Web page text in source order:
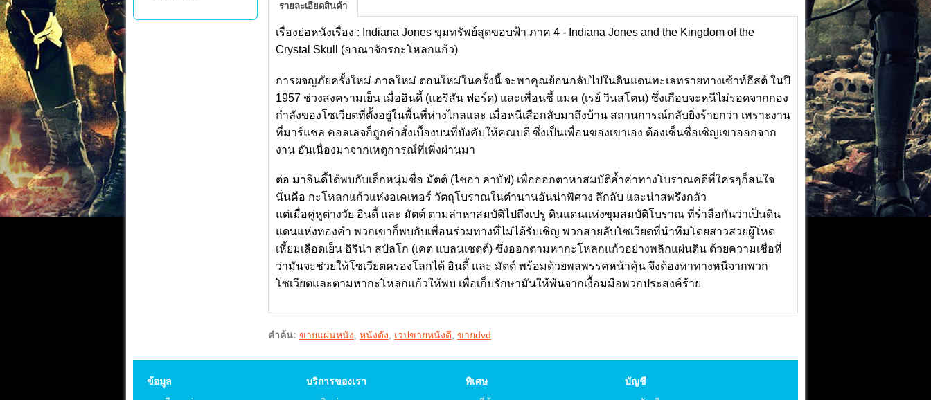
รายละเอียดสินค้า
เรื่องย่อหนังเรื่อง : Indiana Jones ขุมทรัพย์สุดขอบฟ้า ภาค 4 - Indiana Jones and the Kingdom of the
Crystal Skull (อาณาจักรกะโหลกแก้ว)
การผจญภัยครั้งใหม่ ภาคใหม่ ตอนใหม่ในครั้งนี้ จะพาคุณย้อนกลับไปในดินแดนทะเลทรายทางเซ้าท์อีสต์ ในปี
1957 ช่วงสงครามเย็น เมื่ออินดี้ (แฮริสัน ฟอร์ด) และเพื่อนซี้ แมค (เรย์ วินสโตน) ซึ่งเกือบจะหนีไม่รอดจากกอง
กำลังของโซเวียตที่ตั้งอยู่ในพื้นที่ห่างไกลและ เมื่อหนีเสือกลับมาถึงบ้าน สถานการณ์กลับยิ่งร้ายกว่า เพราะงาน
ที่มาร์แชล คอลเลจก็ถูกคำสั่งเบื้องบนที่บังคับให้คณบดี ซึ่งเป็นเพื่อนของเขาเอง ต้องเซ็นชื่อเชิญเขาออกจาก
งาน อันเนื่องมาจากเหตุการณ์ที่เพิ่งผ่านมา
ต่อ มาอินดี้ได้พบกับเด็กหนุ่มชื่อ มัตต์ (ไชอา ลาบัฟ) เพื่อออกตาหาสมบัติล้ำค่าทางโบราณคดีที่ใครๆก็สนใจ
นั่นคือ กะโหลกแก้วแห่งอเคเทอร์ วัตถุโบราณในตำนานอันน่าพิศวง ลึกลับ และน่าสพรึงกลัว
แต่เมื่อคู่หูต่างวัย อินดี้ และ มัตต์ ตามล่าหาสมบัติไปถึงเปรู ดินแดนแห่งขุมสมบัติโบราณ ที่ร่ำลือกันว่าเป็นดิน
แดนแห่งทองคำ พวกเขาก็พบกับเพื่อนร่วมทางที่ไม่ได้รับเชิญ พวกสายลับโซเวียตที่นำทีมโดยสาวสวยผู้โหด
เหี้ยมเลือดเย็น อิริน่า สปัลโก (เคต แบลนเชตต์) ซึ่งออกตามหากะโหลกแก้วอย่างพลิกแผ่นดิน ด้วยความเชื่อที่
ว่ามันจะช่วยให้โซเวียตครองโลกได้ อินดี้ และ มัตต์ พร้อมด้วยพลพรรคหน้าคุ้น จึงต้องหาทางหนีจากพวก
โซเวียตและตามหากะโหลกแก้วให้พบ เพื่อเก็บรักษามันให้พ้นจากเงื้อมมือพวกประสงค์ร้าย
คำค้น: ขายแผ่นหนัง หนังดัง เวปขายหนังดี ขายdvd
ข้อมูล
บริการของเรา
พิเศษ
บัญชี